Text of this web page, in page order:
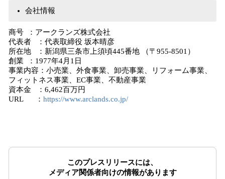
会社情報
商号 ：アークランズ株式会社
代表者 ：代表取締役 坂本晴彦
所在地 ：新潟県三条市上須頃445番地 （〒955-8501）
創業 ：1977年4月1日
事業内容：小売業、外食事業、卸売事業、リフォーム事業、
フィットネス事業、EC事業、不動産事業
資本金 ：6,462百万円
URL ： https://www.arclands.co.jp/
このプレスリリースには、
メディア関係者向けの情報があります